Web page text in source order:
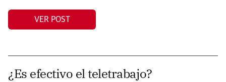
VER POST
¿Es efectivo el teletrabajo?